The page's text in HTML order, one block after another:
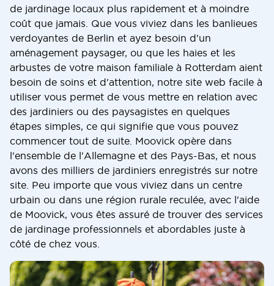
de jardinage locaux plus rapidement et à moindre
coût que jamais. Que vous viviez dans les banlieues
verdoyantes de Berlin et ayez besoin d'un
aménagement paysager, ou que les haies et les
arbustes de votre maison familiale à Rotterdam aient
besoin de soins et d'attention, notre site web facile à
utiliser vous permet de vous mettre en relation avec
des jardiniers ou des paysagistes en quelques
étapes simples, ce qui signifie que vous pouvez
commencer tout de suite. Moovick opère dans
l'ensemble de l'Allemagne et des Pays-Bas, et nous
avons des milliers de jardiniers enregistrés sur notre
site. Peu importe que vous viviez dans un centre
urbain ou dans une région rurale reculée, avec l'aide
de Moovick, vous êtes assuré de trouver des services
de jardinage professionnels et abordables juste à
côté de chez vous.